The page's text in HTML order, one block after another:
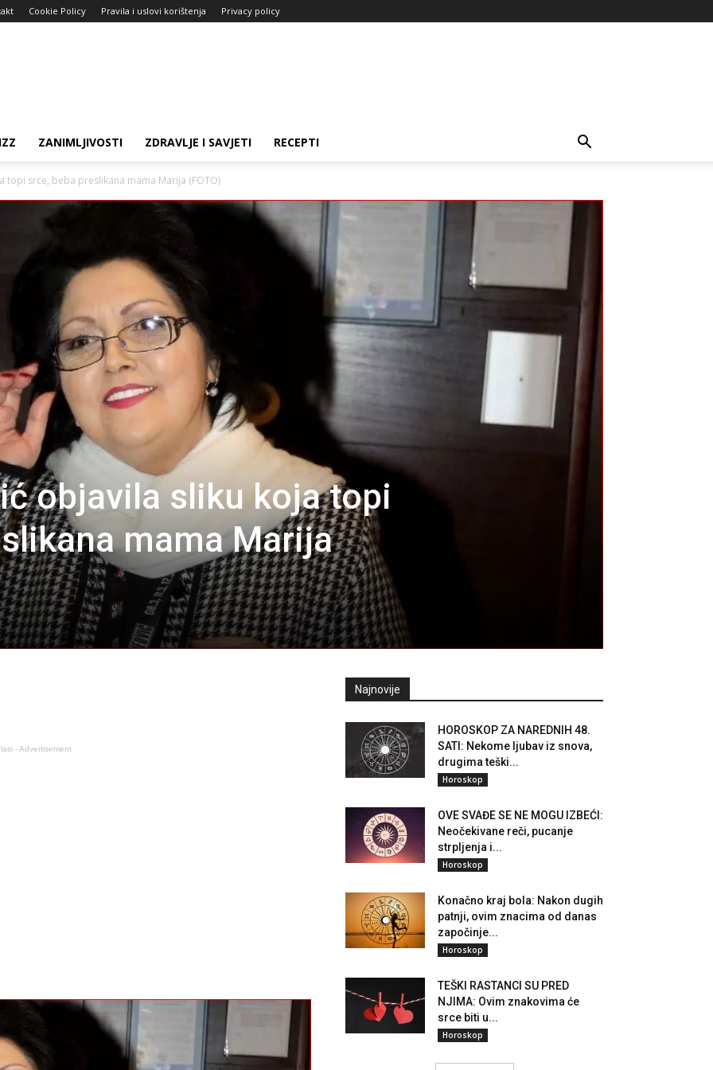
Cookie Policy Pravila i uslovi korištenja Privacy policy
ZANIMLJIVOSTI ZDRAVLJE I SAVJETI RECEPTI
topi srce, beba preslikana mama Marija (FOTO)
objavila sliku koja topi
mama Marija
- Advertisement
Najnovije
HOROSKOP ZA NAREDNIH 48.
SATI: Nekome ljubav iz snova,
drugima teški...
Horoskop
OVE SVAĐE SE NE MOGU IZBEĆI:
Neočekivane reči, pucanje
strpljenja i...
Horoskop
Konačno kraj bola: Nakon dugih
patnji, ovim znacima od danas
započinje...
Horoskop
TEŠKI RASTANCI SU PRED
NJIMA: Ovim znakovima će
srce biti u...
Horoskop